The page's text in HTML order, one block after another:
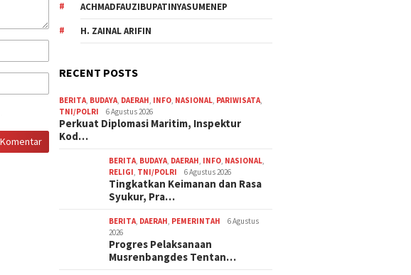
ACHMADFAUZIBUPATINYASUMENEP
H. ZAINAL ARIFIN
RECENT POSTS
BERITA, BUDAYA, DAERAH, INFO, NASIONAL, PARIWISATA,
TNI/POLRI
6 Agustus 2026
Perkuat Diplomasi Maritim, Inspektur
Kod…
BERITA, BUDAYA, DAERAH, INFO, NASIONAL,
RELIGI, TNI/POLRI 6 Agustus 2026
Tingkatkan Keimanan dan Rasa
Syukur, Pra…
BERITA, DAERAH, PEMERINTAH
6 Agustus
2026
Progres Pelaksanaan
Musrenbangdes Tentan…